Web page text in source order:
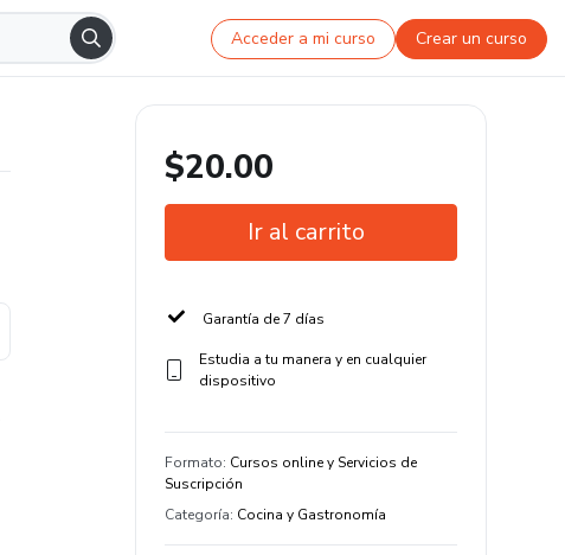
Acceder a mi curso Crear un curso
$20.00
Ir al carrito
Garantía de 7 días
Estudia a tu manera y en cualquier
dispositivo
Formato: Cursos online y Servicios de
Suscripción
Categoría: Cocina y Gastronomía